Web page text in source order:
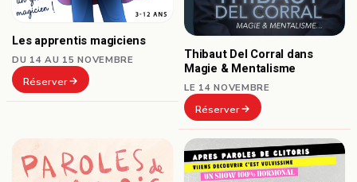
Les apprentis magiciens
DU 14 AU 15 NOVEMBRE
Réserver
Thibaut Del Corral dans
Magie & Mentalisme
LE 14 NOVEMBRE
Réserver